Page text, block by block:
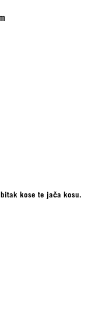
kose te jača kosu.